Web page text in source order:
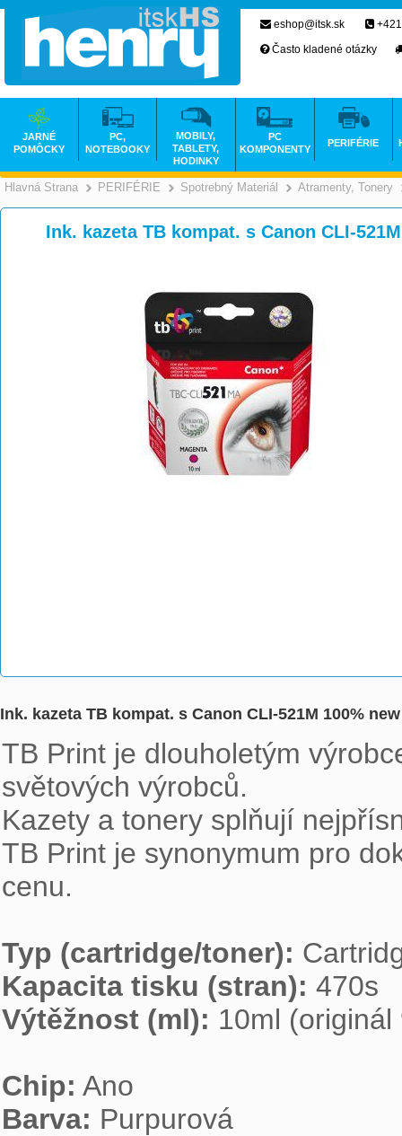
Hlavná Strana >
PERIFÉRIE >
Spotrebný Materiál >
Atramenty, Tonery
Ink. kazeta TB kompat. s Canon CLI-
Ink. kazeta TB kompat. s Canon CLI-521M 100% new
TB Print je dlouholetým
světových výrobců.
Kazety a tonery splňují
TB Print je synonymum pro
cenu.
Typ (cartridge/toner):
Kapacita tisku (stran):
Výtěžnost (ml): 10ml (originál
Chip:
Barva: Purpurová
eshop@itsk.sk
Často kladené otázky
JARNÉ
POMÔCKY
PC,
NOTEBOOKY
MOBILY,
TABLETY,
HODINKY
PC
KOMPONENTY
PERIFÉRIE